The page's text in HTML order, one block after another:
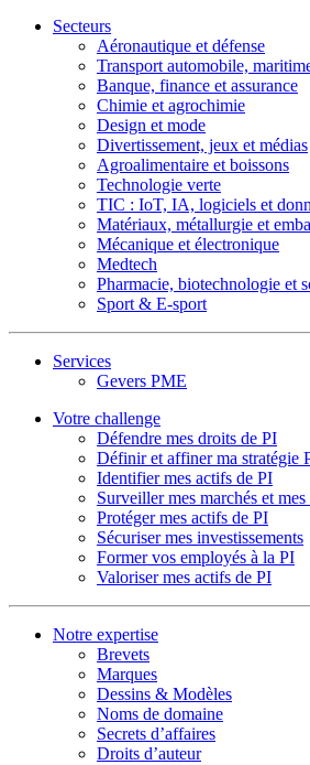
Secteurs
Aéronautique et défense
Transport automobile,
Banque, finance et assurance
Chimie et agrochimie
Design et mode
Divertissement, jeux et médias
Agroalimentaire et boissons
Technologie verte
TIC : IoT, IA, logiciels et
Matériaux, métallurgie et
Mécanique et électronique
Medtech
Pharmacie, biotechnologie et
Sport & E-sport
Services
Gevers PME
Votre challenge
Défendre mes droits de PI
Définir et affiner ma stratégie
Identifier mes actifs de PI
Surveiller mes marchés et
Protéger mes actifs de PI
Sécuriser mes investissements
Former vos employés à la PI
Valoriser mes actifs de PI
Notre expertise
Brevets
Marques
Dessins & Modèles
Noms de domaine
Secrets d’affaires
Droits d’auteur